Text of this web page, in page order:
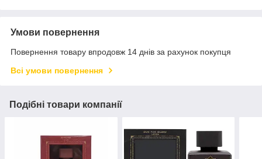
Умови повернення
Повернення товару впродовж 14 днів за рахунок покупця
Всі умови повернення
Подібні товари компанії